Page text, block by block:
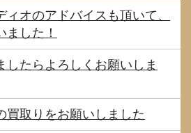
ィオのアドバイスも頂いて、
ました！
したらよろしくお願いしま
買取りをお願いしました